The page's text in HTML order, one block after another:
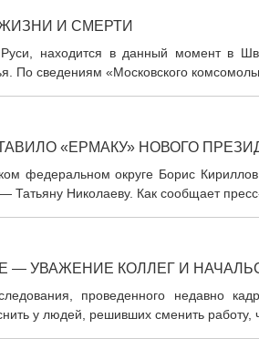
И СМЕРТИ
находится в данный момент в
По сведениям «Московского
«ЕРМАКУ» НОВОГО
федеральном округе Борис Кириллов
Татьяну Николаеву. Как сообщает
— УВАЖЕНИЕ КОЛЛЕГ И
проведенного недавно
у людей, решивших сменить работу,